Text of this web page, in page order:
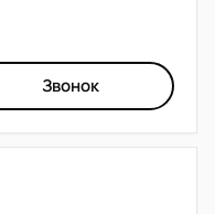
Звонок